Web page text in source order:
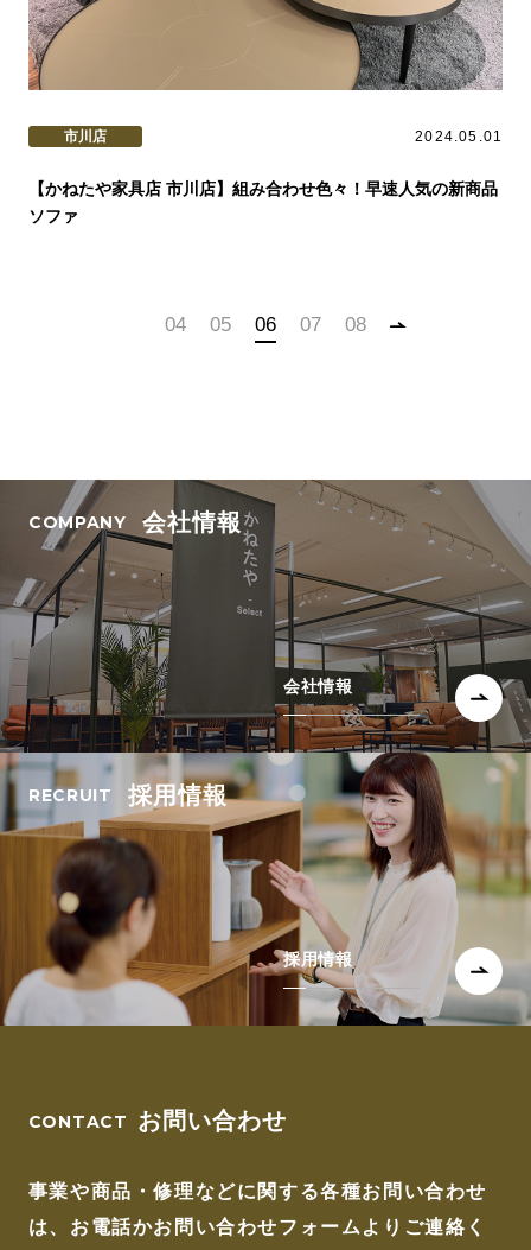
市川店 2024.05.01
【かねたや家具店 市川店】組み合わせ色々！早速人気の新商品
ソファ
04 05 06 07 08
会社情報
会社情報
採用情報
採用情報
お問い合わせ
事業や商品・修理などに関する各種お問い合わせ
は、 お電話かお問い合わせフォームよりご連絡く